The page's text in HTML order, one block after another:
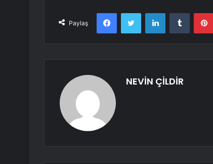
Paylaş
FacebookTwitter LinkedInTumblr
NEVİN ÇİLDİR